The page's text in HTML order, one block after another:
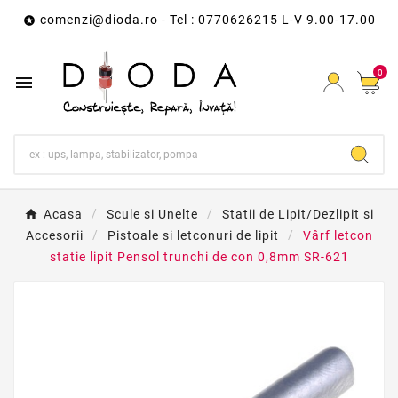
 comenzi@dioda.ro - Tel : 0770626215 L-V 9.00-17.00
 0
Acasa Scule si Unelte
Statii de Lipit/Dezlipit si
Accesorii
Pistoale si letconuri de lipit
Vârf letcon
statie lipit Pensol trunchi de con 0,8mm SR-621